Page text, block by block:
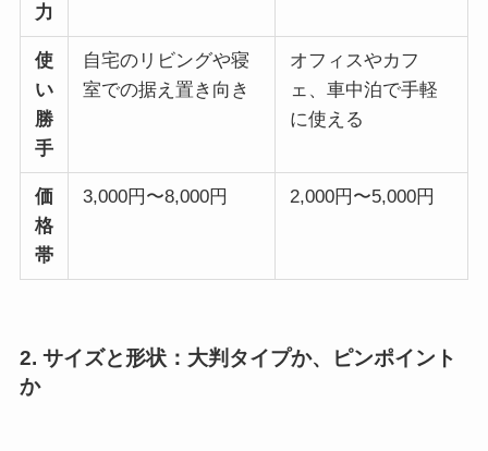
力
使
い
勝
手
自宅のリビングや寝
室での据え置き向き
オフィスやカフ
ェ、車中泊で手軽
に使える
価
格
帯
3,000円〜8,000円 2,000円〜5,000円
2. サイズと形状：大判タイプか、ピンポイント
か